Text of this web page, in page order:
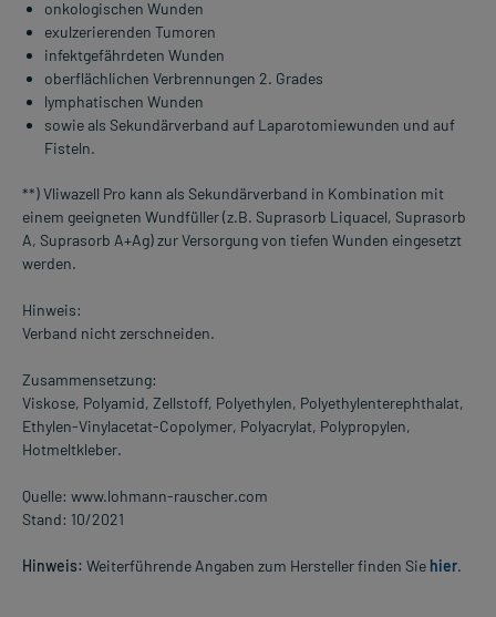
onkologischen Wunden
exulzerierenden Tumoren
infektgefährdeten Wunden
oberflächlichen Verbrennungen 2. Grades
lymphatischen Wunden
sowie als Sekundärverband auf Laparotomiewunden und auf
Fisteln.
**) Vliwazell Pro kann als Sekundärverband in Kombination mit
einem geeigneten Wundfüller (z.B. Suprasorb Liquacel, Suprasorb
A, Suprasorb A+Ag) zur Versorgung von tiefen Wunden eingesetzt
werden.
Hinweis:
Verband nicht zerschneiden.
Zusammensetzung:
Viskose, Polyamid, Zellstoff, Polyethylen, Polyethylenterephthalat,
Ethylen-Vinylacetat-Copolymer, Polyacrylat, Polypropylen,
Hotmeltkleber.
Quelle: www.lohmann-rauscher.com
Stand: 10/2021
Hinweis: Weiterführende Angaben zum Hersteller finden Sie hier.